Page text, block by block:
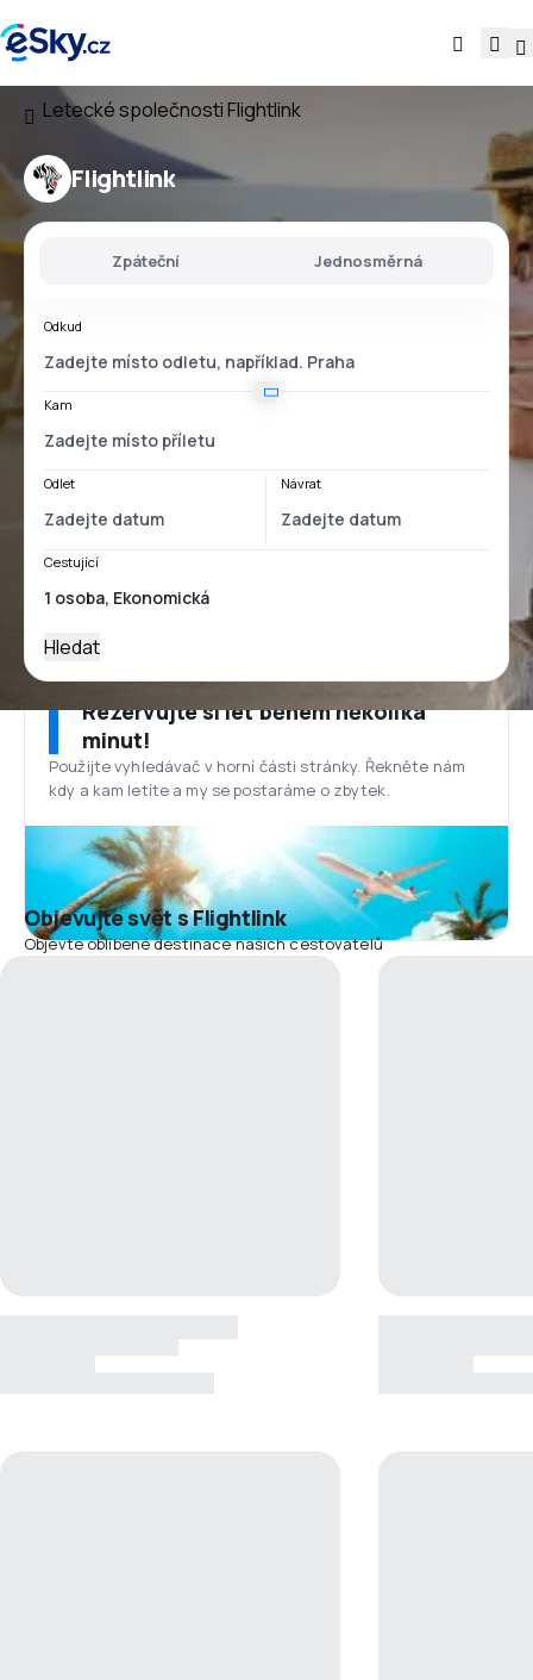
Letecké společnostiFlightlink
Flightlink
Zpáteční Jednosměrná
Odkud
Kam
Odlet Návrat
Cestující
Hledat
Rezervujte si let během několika
minut!
Použijte vyhledávač v horní části stránky. Řekněte nám
kdy a kam letíte a my se postaráme o zbytek.
Objevujte svět s Flightlink
Objevte oblíbené destinace našich cestovatelů